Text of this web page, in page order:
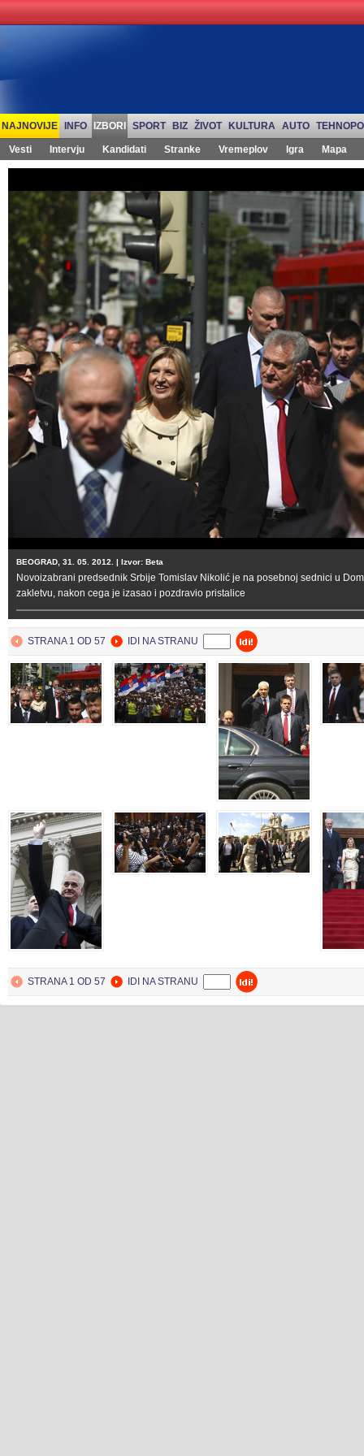
NAJNOVIJE INFO IZBORI SPORT BIZ ŽIVOT KULTURA AUTO
Vesti Intervju Kandidati Stranke Vremeplov Igra Mapa
BEOGRAD, 31. 05. 2012. | Izvor: Beta
Novoizabrani predsednik Srbije Tomislav Nikolić je na posebnoj sednici u
zakletvu, nakon cega je izasao i pozdravio pristalice
STRANA 1 OD 57 IDI NA STRANU
STRANA 1 OD 57 IDI NA STRANU
31. May 2012.